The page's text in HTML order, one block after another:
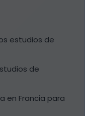
estudios de
de
en Francia para